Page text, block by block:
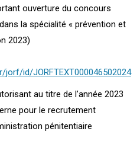
ouverture du concours
la spécialité « prévention et
2023)
id/JORFTEXT000046502024
au titre de l’année 2023
pour le recrutement
pénitentiaire